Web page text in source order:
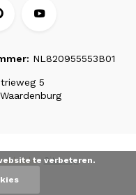
5
NL820955553B01
Sitemap
te verbeteren.